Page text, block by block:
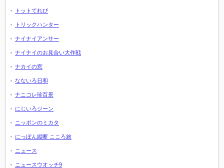
トットてれび
トリックハンター
ナイナイアンサー
ナイナイのお見合い大作戦
ナカイの窓
なないろ日和
ナニコレ珍百景
にじいろジーン
ニッポンのミカタ
にっぽん縦断 こころ旅
ニュース
ニュースウオッチ9